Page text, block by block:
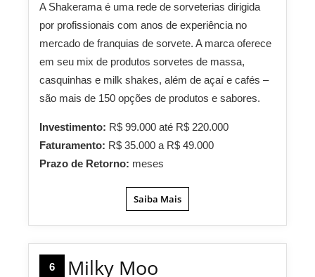
A Shakerama é uma rede de sorveterias dirigida
por profissionais com anos de experiência no
mercado de franquias de sorvete. A marca oferece
em seu mix de produtos sorvetes de massa,
casquinhas e milk shakes, além de açaí e cafés –
são mais de 150 opções de produtos e sabores.
Investimento: R$ 99.000 até R$ 220.000
Faturamento: R$ 35.000 a R$ 49.000
Prazo de Retorno: meses
Saiba Mais
6 Milky Moo